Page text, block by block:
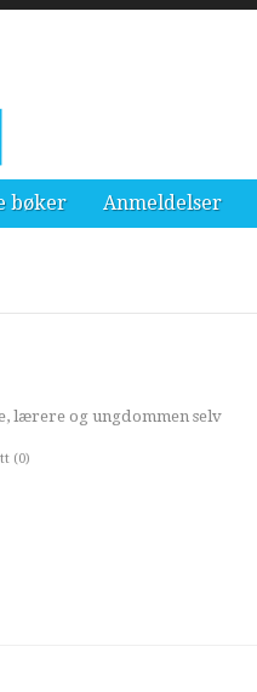
bøker Anmeldelser
lærere og ungdommen selv
(0)